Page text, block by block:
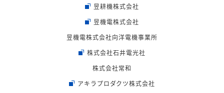
昱耕機株式会社
昱機電株式会社
昱機電株式会社向洋電機事業所
株式会社石井電光社
株式会社常和
アキラプロダクツ株式会社